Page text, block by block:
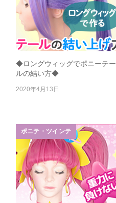
◆ロングウィッグでポニーテー
ルの結い方◆
2020年4月13日
ポニテ・ツインテ